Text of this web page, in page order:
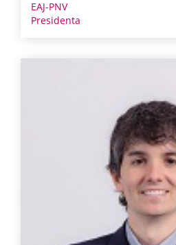
EAJ-PNV
Presidenta